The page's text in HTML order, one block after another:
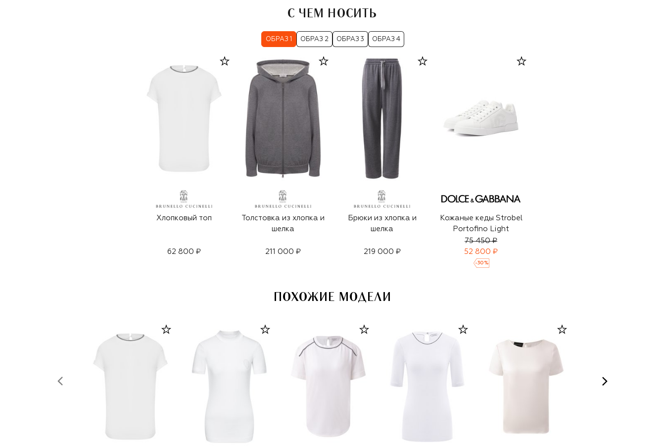
С ЧЕМ НОСИТЬ
ОБРАЗ 1 ОБРАЗ 2 ОБРАЗ 3 ОБРАЗ 4
Хлопковый топ
62 800 ₽
Толстовка из хлопка и
шелка
211 000 ₽
Брюки из хлопка и
шелка
219 000 ₽
Кожаные кеды Strobel
Portofino Light
75 450 ₽
52 800 ₽
-30 %
ПОХОЖИЕ МОДЕЛИ